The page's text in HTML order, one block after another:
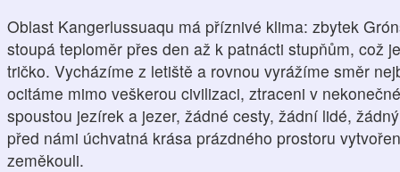
Oblast Kangerlussuaqu má příznivé klima: zbytek
stoupá teploměr přes den až k patnácti stupňům, což
tričko. Vycházíme z letiště a rovnou vyrážíme směr
ocitáme mimo veškerou civilizaci, ztraceni v
spoustou jezírek a jezer, žádné cesty, žádní lidé,
před námi úchvatná krása prázdného prostoru
zeměkouli.